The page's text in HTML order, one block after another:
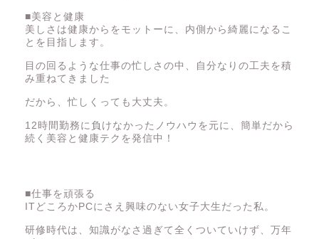
■美容と健康
美しさは健康からをモットーに、内側から綺麗になるこ
とを目指します。
目の回るような仕事の忙しさの中、自分なりの工夫を積
み重ねてきました
だから、忙しくっても大丈夫。
12時間勤務に負けなかったノウハウを元に、簡単だから
続く美容と健康テクを発信中！
■仕事を頑張る
ITどころかPCにさえ興味のない女子大生だった私。
研修時代は、知識がなさ過ぎて全くついていけず、万年
仕事